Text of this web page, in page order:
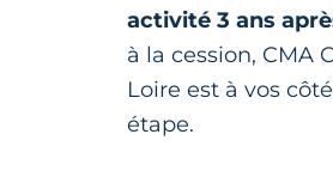
activité 3 ans
à la cession, CMA
Loire est à vos
étape.